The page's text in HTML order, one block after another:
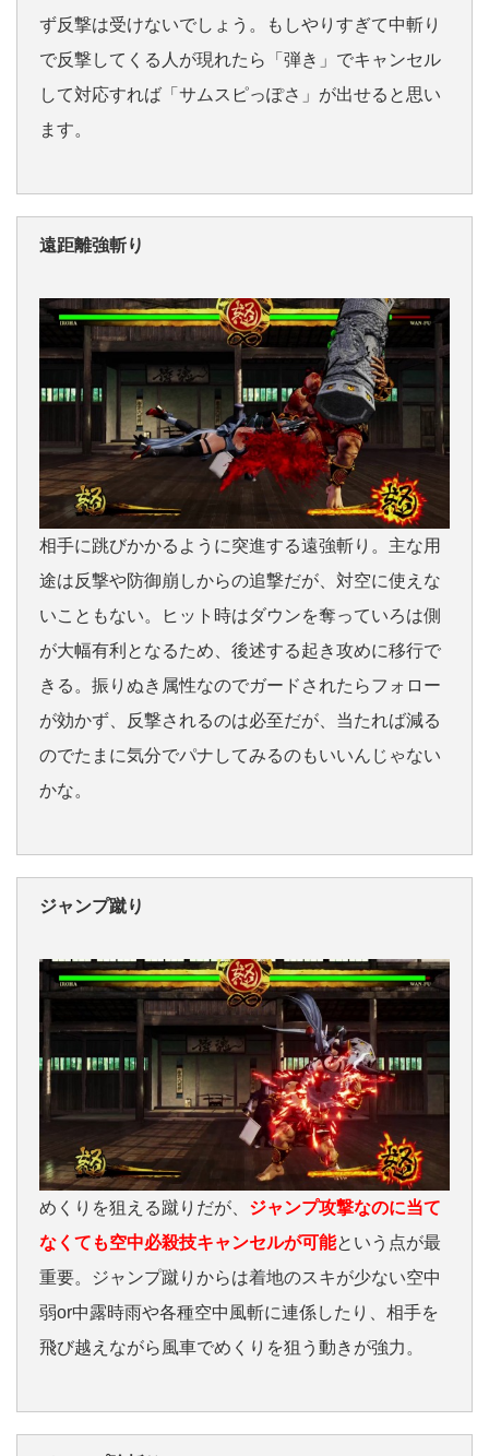
ず反撃は受けないでしょう。もしやりすぎて中斬り
で反撃してくる人が現れたら「弾き」でキャンセル
して対応すれば「サムスピっぽさ」が出せると思い
ます。
遠距離強斬り
相手に跳びかかるように突進する遠強斬り。主な用
途は反撃や防御崩しからの追撃だが、対空に使えな
いこともない。ヒット時はダウンを奪っていろは側
が大幅有利となるため、後述する起き攻めに移行で
きる。振りぬき属性なのでガードされたらフォロー
が効かず、反撃されるのは必至だが、当たれば減る
のでたまに気分でパナしてみるのもいいんじゃない
かな。
ジャンプ蹴り
めくりを狙える蹴りだが、 ジャンプ攻撃なのに当て
なくても空中必殺技キャンセルが可能という点が最
重要。ジャンプ蹴りからは着地のスキが少ない空中
弱or中露時雨や各種空中風斬に連係したり、相手を
飛び越えながら風車でめくりを狙う動きが強力。